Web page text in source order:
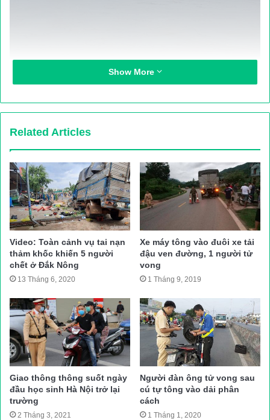
Sáng 19/10, nguồn tin của Báo Giao thông cho biết, tàu
(đoạn giáp ranh giữa huyện Cần Giờ và Nhà Bè (TP.HCM).
Nguồn tin cũng cho hay, trên tàu có rất nhiều thuyền viên nhưng
chưa xác định cụ thể có bao nhiêu người. Và cũng chưa xác
định được hành trình của chiếc tàu này.
PV đã liên hệ với Cảng vụ Hàng hải TP.HCM nhưng chưa nhận
được thông tin từ đơn vị này.
Show More
Related Articles
Video: Toàn cảnh vụ tai nạn
thảm khốc khiến 5 người
chết ở Đắk Nông
13 Tháng 6, 2020
Xe máy tông vào đuôi xe tải
đậu ven đường, 1 người tử
vong
1 Tháng 9, 2019
Giao thông thông suốt ngày
đầu học sinh Hà Nội trở lại
trường
2 Tháng 3, 2021
Người đàn ông tử vong sau
cú tự tông vào dải phân
cách
1 Tháng 1, 2020